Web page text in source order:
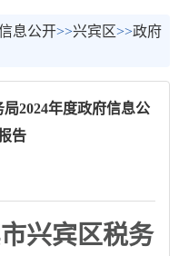
息公开>>兴宾区>>政府
2024年度政府信息公
告
兴宾区税务